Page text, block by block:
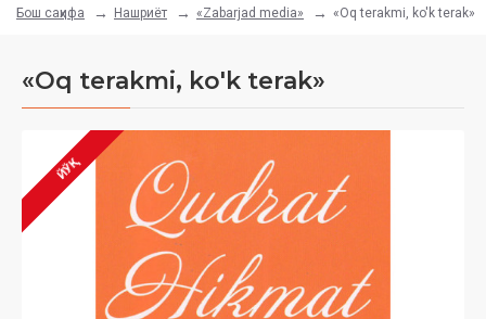
Бош саҳифа Нашриёт «Zabarjad media» «Oq terakmi, ko'k terak»
«Oq terakmi, ko'k terak»
ЙЎҚ